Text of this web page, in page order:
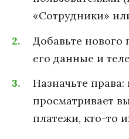
«Сотрудники»
Добавьте нового
его данные и
Назначьте права:
просматривает
платежи, кто-то